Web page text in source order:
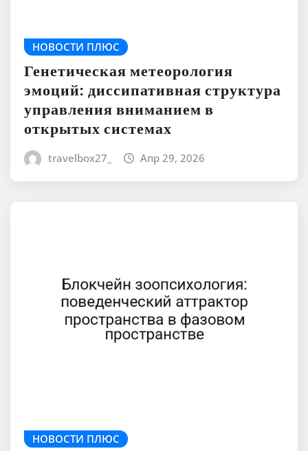
НОВОСТИ ПЛЮС
Генетическая метеорология
эмоций: диссипативная структура
управления вниманием в
открытых системах
travelbox27_ Апр 29, 2026
НОВОСТИ ПЛЮС